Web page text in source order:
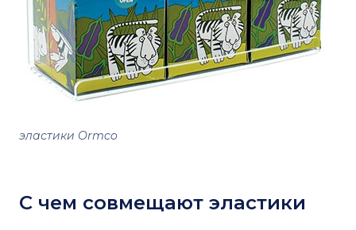
эластики Ormco
С чем совмещают эластики